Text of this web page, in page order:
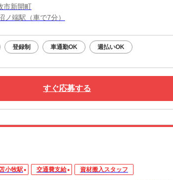
市新開町
端駅（車で7分）
登録制 車通勤OK 週払いOK
すぐ応募する
小牧駅 交通費支給 資材搬入スタッフ